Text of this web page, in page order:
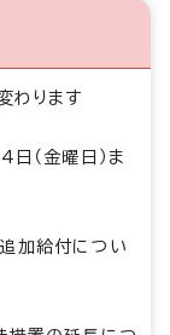
わります
（金曜日）ま
加給付につい